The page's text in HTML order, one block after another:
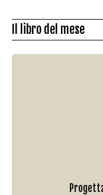
Il libro del mese